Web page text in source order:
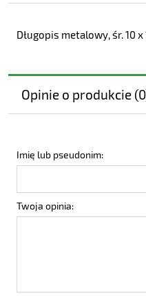
Długopis metalowy, śr. 10
Opinie o produkcie
Imię lub pseudonim:
Twoja opinia: